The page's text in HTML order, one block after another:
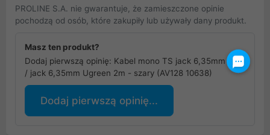
PROLINE S.A. nie gwarantuje, że zamieszczone opinie
pochodzą od osób, które zakupiły lub używały dany produkt.
Masz ten produkt?
Dodaj pierwszą opinię: Kabel mono TS jack 6,35mm
/ jack 6,35mm Ugreen 2m - szary (AV128 10638)
Dodaj pierwszą opinię...